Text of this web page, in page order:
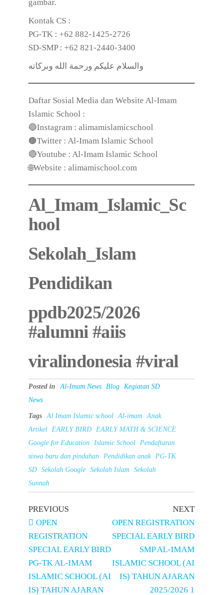
gambar.
Kontak CS :
PG-TK : +62 882-1425-2726
SD-SMP : +62 821-2440-3400
والسلام عليكم ورحمة الله وبركاته
Daftar Sosial Media dan Website Al-Imam
Islamic School :
🔵Instagram : alimamislamicschool
🟤Twitter : Al-Imam Islamic School
🔴Youtube : Al-Imam Islamic School
🌐Website : alimamischool.com
Al_Imam_Islamic_Sc
hool
Sekolah_Islam
Pendidikan
ppdb2025/2026
#alumni #aiis
viralindonesia #viral
Posted in Al-Imam News Blog
Kegiatan SD
News
Tags Al Imam Islamic school Al-imam Anak
Artikel
EARLY BIRD
EARLY MATH & SCIENCE
Google for Education
Islamic School
Pendaftaran
siswa baru dan pindahan
Pendidikan anak
PG-TK
SD
Sekolah Google Sekolah Islam
Sekolah
Sunnah
PREVIOUS
OPEN
REGISTRATION
SPECIAL EARLY BIRD
PG-TK AL-IMAM
ISLAMIC SCHOOL (AI
IS) TAHUN AJARAN
NEXT
OPEN REGISTRATION
SPECIAL EARLY BIRD
SMP AL-IMAM
ISLAMIC SCHOOL (AI
IS) TAHUN AJARAN
2025/2026 1